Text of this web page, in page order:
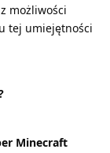
możliwości
tej umiejętności
Minecraft